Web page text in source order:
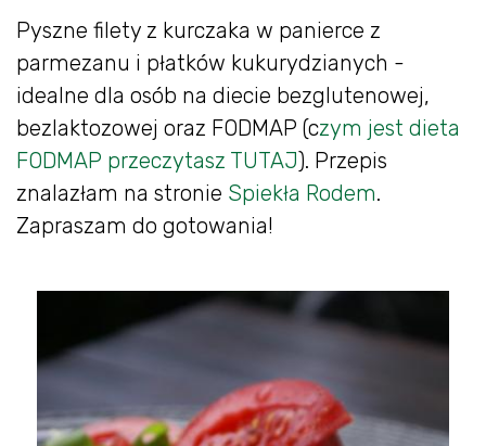
Pyszne filety z kurczaka w panierce z
parmezanu i płatków kukurydzianych -
idealne dla osób na diecie bezglutenowej,
bezlaktozowej oraz FODMAP (czym jest dieta
FODMAP przeczytasz TUTAJ). Przepis
znalazłam na stronie Spiekła Rodem.
Zapraszam do gotowania!